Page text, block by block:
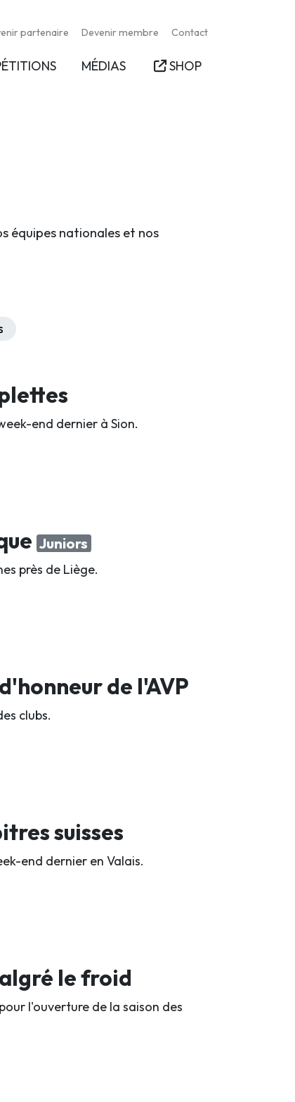
partenaire Devenir membre Contact
MÉDIAS SHOP
équipes nationales et nos
end dernier à Sion.
Juniors
près de Liège.
de l'AVP
clubs.
suisses
end dernier en Valais.
le froid
l'ouverture de la saison des